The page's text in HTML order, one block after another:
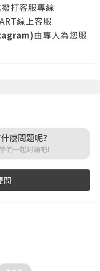
件中的指示重新登
登入，
者強制登出。
打客服專線
線上客服
由專人為您服
麼問題呢?
們一起討論吧!
問